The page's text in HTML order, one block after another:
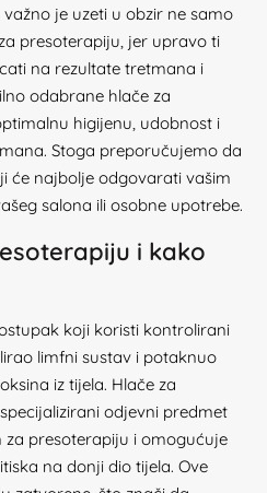
je uzeti u obzir ne samo
presoterapiju, jer upravo ti
na rezultate tretmana i
odabrane hlače za
higijenu, udobnost i
Stoga preporučujemo da
će najbolje odgovarati vašim
salona ili osobne upotrebe.
i kako
koji koristi kontrolirani
limfni sustav i potaknuo
iz tijela. Hlače za
odjevni predmet
za presoterapiju i omogućuje
na donji dio tijela. Ove